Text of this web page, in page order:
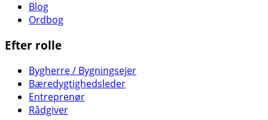
Blog
Ordbog
Efter rolle
Bygherre / Bygningsejer
Bæredygtighedsleder
Entreprenør
Rådgiver